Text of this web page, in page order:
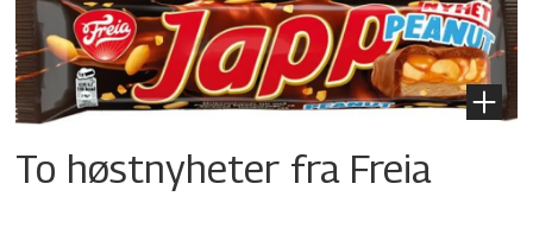
To høstnyheter fra Freia